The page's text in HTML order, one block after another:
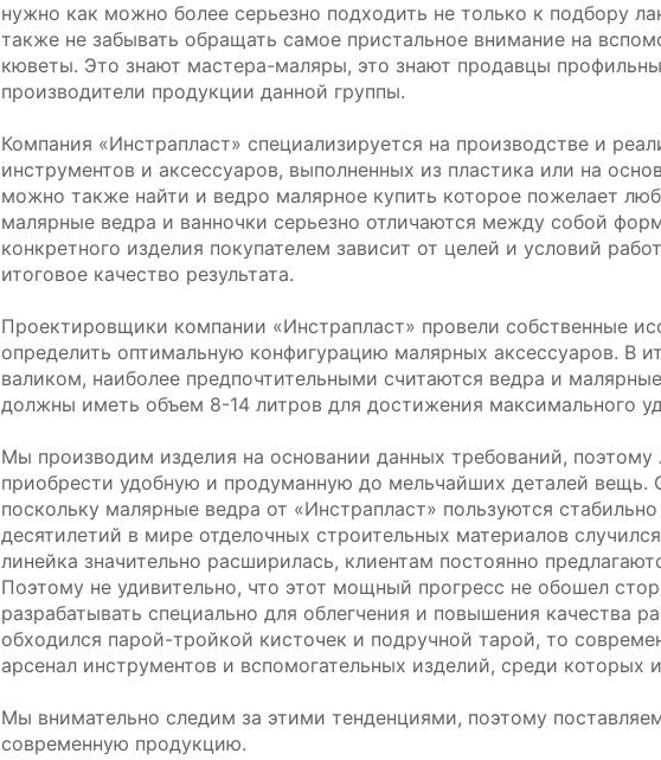
нужно как можно более серьезно подходить не только к подбору
также не забывать обращать самое пристальное внимание на
кюветы. Это знают мастера-маляры, это знают продавцы
производители продукции данной группы.
Компания «Инстрапласт» специализируется на производстве и
инструментов и аксессуаров, выполненных из пластика или на
можно также найти и ведро малярное купить которое пожелает
малярные ведра и ванночки серьезно отличаются между собой
конкретного изделия покупателем зависит от целей и условий
итоговое качество результата.
Проектировщики компании «Инстрапласт» провели собственные
определить оптимальную конфигурацию малярных аксессуаров. В
валиком, наиболее предпочтительными считаются ведра и
должны иметь объем 8-14 литров для достижения максимального
Мы производим изделия на основании данных требований,
приобрести удобную и продуманную до мельчайших деталей
поскольку малярные ведра от «Инстрапласт» пользуются
десятилетий в мире отделочных строительных материалов
линейка значительно расширилась, клиентам постоянно
Поэтому не удивительно, что этот мощный прогресс не обошел
разрабатывать специально для облегчения и повышения качества
обходился парой-тройкой кисточек и подручной тарой, то
арсенал инструментов и вспомогательных изделий, среди
Мы внимательно следим за этими тенденциями, поэтому
современную продукцию.